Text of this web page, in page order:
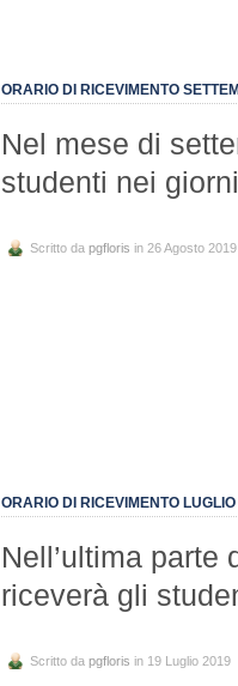
ORARIO DI RICEVIMENTO
Nel mese di
studenti nei
Scritto da pgfloris in 26 Agosto 2019
ORARIO DI RICEVIMENTO
Nell’ultima
riceverà gli
Scritto da pgfloris in 19 Luglio 2019